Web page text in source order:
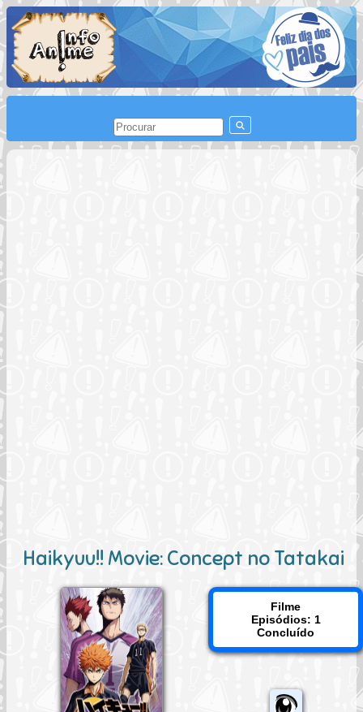
Haikyuu!! Movie: Concept no Tatakai
Filme
Episódios: 1
Concluído